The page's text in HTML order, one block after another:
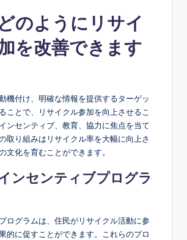
のようにリサイ
を改善できます
機付け、明確な情報を提供するターゲッ
ことで、リサイクル参加を向上させるこ
ンセンティブ、教育、協力に焦点を当て
取り組みはリサイクル率を大幅に向上さ
文化を育むことができます。
ンセンティブプログラ
ログラムは、住民がリサイクル活動に参
的に促すことができます。これらのプロ